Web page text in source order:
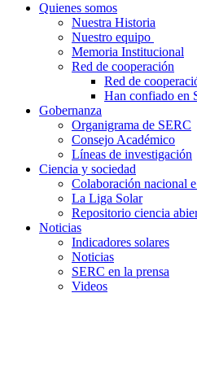
Quienes somos
Nuestra Historia
Nuestro equipo
Memoria Institucional
Red de cooperación
Red de
Han confiado en
Gobernanza
Organigrama de SERC
Consejo Académico
Líneas de investigación
Ciencia y sociedad
Colaboración nacional
La Liga Solar
Repositorio ciencia
Noticias
Indicadores solares
Noticias
SERC en la prensa
Videos